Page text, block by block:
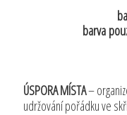
barva
ÚSPORA MÍSTA–
udržování pořádku ve